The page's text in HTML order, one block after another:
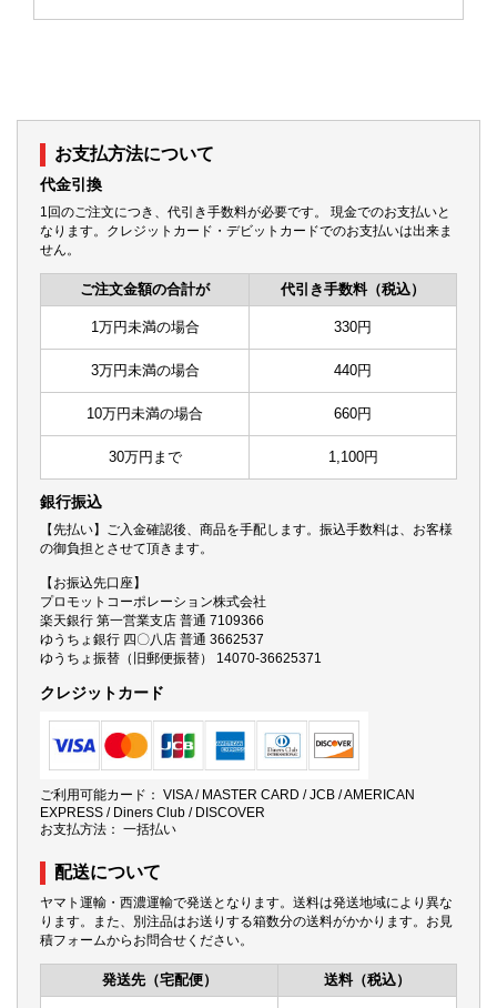
お支払方法について
代金引換
1回のご注文につき、代引き手数料が必要です。 現金でのお支払いと
なります。クレジットカード・デビットカードでのお支払いは出来ま
せん。
ご注文金額の合計が 代引き手数料（税込）
1万円未満の場合 330円
3万円未満の場合 440円
10万円未満の場合 660円
30万円まで 1,100円
銀行振込
【先払い】ご入金確認後、商品を手配します。振込手数料は、お客様
の御負担とさせて頂きます。
【お振込先口座】
プロモットコーポレーション株式会社
楽天銀行 第一営業支店 普通 7109366
ゆうちょ銀行 四〇八店 普通 3662537
ゆうちょ振替（旧郵便振替） 14070-36625371
クレジットカード
ご利用可能カード： VISA / MASTER CARD / JCB / AMERICAN
EXPRESS / Diners Club / DISCOVER
お支払方法： 一括払い
配送について
ヤマト運輸・西濃運輸で発送となります。送料は発送地域により異な
ります。また、別注品はお送りする箱数分の送料がかかります。お見
積フォームからお問合せください。
発送先（宅配便） 送料（税込）